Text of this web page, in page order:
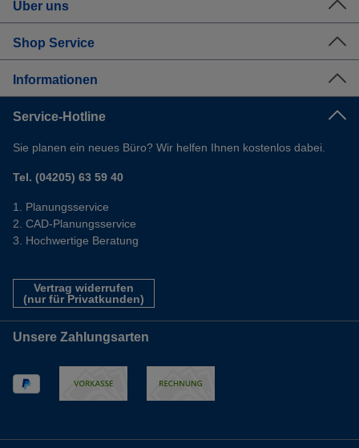
Über uns
Shop Service
Informationen
Service-Hotline
Sie planen ein neues Büro? Wir helfen Ihnen kostenlos dabei.
Tel. (04205) 63 59 40
Planungsservice
CAD-Planungsservice
Hochwertige Beratung
Vertrag widerrufen
(nur für Privatkunden)
Unsere Zahlungsarten